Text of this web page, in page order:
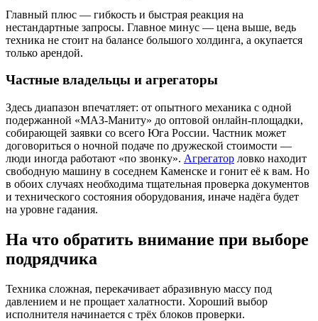
Главный плюс — гибкость и быстрая реакция на
нестандартные запросы. Главное минус — цена выше, ведь
техника не стоит на балансе большого холдинга, а окупается
только арендой.
Частные владельцы и агрегаторы
Здесь диапазон впечатляет: от опытного механика с одной
подержанной «МАЗ-Маниту» до оптовой онлайн-площадки,
собирающей заявки со всего Юга России. Частник может
договориться о ночной подаче по дружеской стоимости —
люди иногда работают «по звонку». Агрегатор ловко находит
свободную машину в соседнем Каменске и гонит её к вам. Но
в обоих случаях необходима тщательная проверка документов
и технического состояния оборудования, иначе надёга будет
на уровне гадания.
На что обратить внимание при выборе
подрядчика
Техника сложная, перекачивает абразивную массу под
давлением и не прощает халатности. Хороший выбор
исполнителя начинается с трёх блоков проверки.